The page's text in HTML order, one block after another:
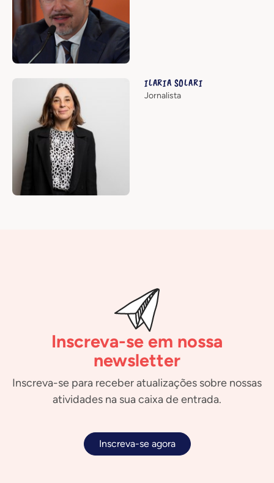
ILARIA SOLARI
Jornalista
Inscreva-se em nossa
newsletter
Inscreva-se para receber atualizações sobre nossas
atividades na sua caixa de entrada.
Inscreva-se agora